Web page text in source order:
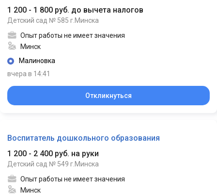
1 200 - 1 800 руб. до вычета налогов
Детский сад № 585 г.Минска
Опыт работы не имеет значения
Минск
Малиновка
вчера в 14:41
Откликнуться
Воспитатель дошкольного образования
1 200 - 2 400 руб. на руки
Детский сад № 549 г.Минска
Опыт работы не имеет значения
Минск